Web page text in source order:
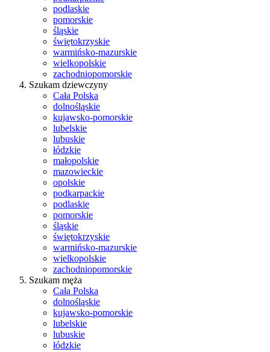
podlaskie
pomorskie
śląskie
świętokrzyskie
warmińsko-mazurskie
wielkopolskie
zachodniopomorskie
Szukam dziewczyny
Cała Polska
dolnośląskie
kujawsko-pomorskie
lubelskie
lubuskie
łódzkie
małopolskie
mazowieckie
opolskie
podkarpackie
podlaskie
pomorskie
śląskie
świętokrzyskie
warmińsko-mazurskie
wielkopolskie
zachodniopomorskie
Szukam męża
Cała Polska
dolnośląskie
kujawsko-pomorskie
lubelskie
lubuskie
łódzkie